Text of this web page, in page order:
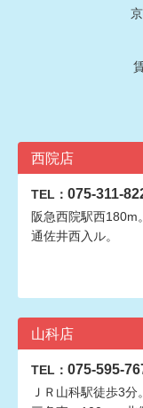
西院店
TEL： 075-311-
阪急西院駅西180m
通佐井西入ル。
山科店
TEL： 075-595-
ＪＲ山科駅徒歩3分